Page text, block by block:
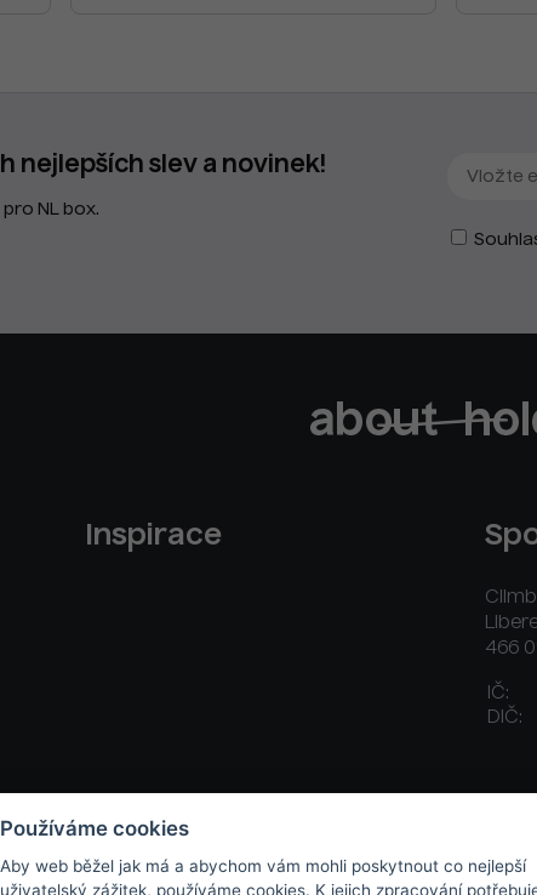
nejlepších slev a novinek!
NL box.
Inspirace
466
IČ:
DIČ:
podmínky
Používáme cookies
Aby web běžel jak má a abychom vám mohli poskytnout co nejlepší
uživatelský zážitek, používáme cookies. K jejich zpracování